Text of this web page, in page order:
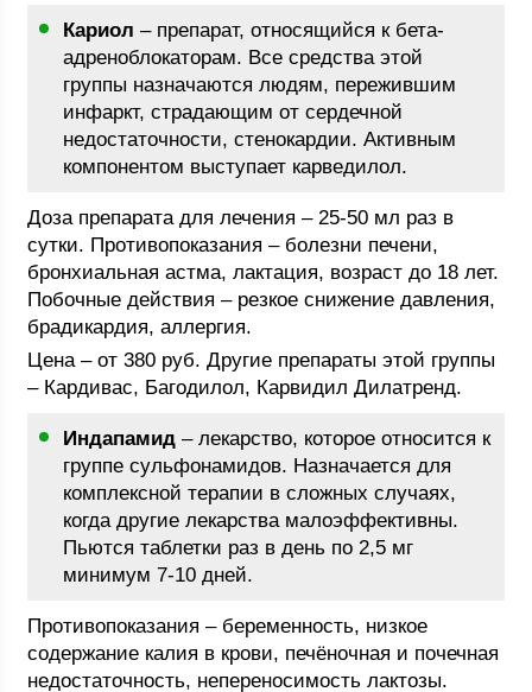
Кариол – препарат, относящийся к бета-
адреноблокаторам. Все средства этой
группы назначаются людям, пережившим
инфаркт, страдающим от сердечной
недостаточности, стенокардии. Активным
компонентом выступает карведилол.
Доза препарата для лечения – 25-50 мл раз в
сутки. Противопоказания – болезни печени,
бронхиальная астма, лактация, возраст до 18 лет.
Побочные действия – резкое снижение давления,
брадикардия, аллергия.
Цена – от 380 руб. Другие препараты этой группы
– Кардивас, Багодилол, Карвидил Дилатренд.
Индапамид – лекарство, которое относится к
группе сульфонамидов. Назначается для
комплексной терапии в сложных случаях,
когда другие лекарства малоэффективны.
Пьются таблетки раз в день по 2,5 мг
минимум 7-10 дней.
Противопоказания – беременность, низкое
содержание калия в крови, печёночная и почечная
недостаточность, непереносимость лактозы.